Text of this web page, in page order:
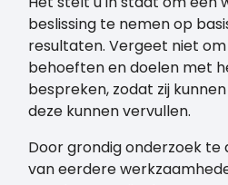
beslissing te nemen op
resultaten. Vergeet niet
behoeften en doelen met
bespreken, zodat zij
deze kunnen vervullen.
Door grondig onderzoek
van eerdere